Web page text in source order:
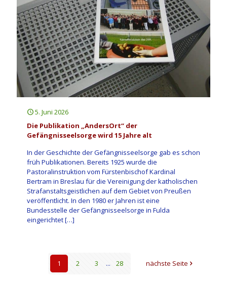
5. Juni 2026
Die Publikation „AndersOrt“ der
Gefängnisseelsorge wird 15 Jahre alt
In der Geschichte der Gefängnisseelsorge gab es schon
früh Publikationen. Bereits 1925 wurde die
Pastoralinstruktion vom Fürstenbischof Kardinal
Bertram in Breslau für die Vereinigung der katholischen
Strafanstaltsgeistlichen auf dem Gebiet von Preußen
veröffentlicht. In den 1980 er Jahren ist eine
Bundesstelle der Gefängnisseelsorge in Fulda
eingerichtet[…]
1 2 3 ... 28 nächste Seite